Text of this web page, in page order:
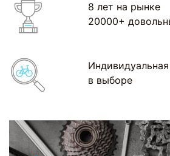
8 лет на рынке
20000+
в выборе